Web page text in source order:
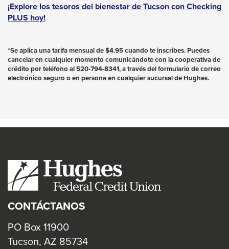
¡Explore los tesoros del bienestar de Tucson con Checking
PLUS hoy!
*Se aplica una tarifa mensual de $4.95 cuando te inscribes. Puedes
cancelar en cualquier momento comunicándote con la cooperativa de
crédito por teléfono al 520-794-8341, a través del formulario de correo
electrónico seguro o en persona en cualquier sucursal de Hughes.
CONTÁCTANOS
PO Box 11900
Tucson, AZ 85734